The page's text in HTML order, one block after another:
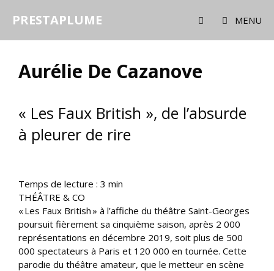
PRESTAPLUME MENU
Aurélie De Cazanove
« Les Faux British », de l’absurde
à pleurer de rire
Temps de lecture : 3 min
THÉÂTRE & CO
« Les Faux British » à l’affiche du théâtre Saint-Georges
poursuit fièrement sa cinquième saison, après 2 000
représentations en décembre 2019, soit plus de 500
000 spectateurs à Paris et 120 000 en tournée. Cette
parodie du théâtre amateur, que le metteur en scène